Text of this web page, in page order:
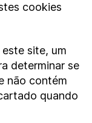
cookies
site, um
determinar se
não contém
quando